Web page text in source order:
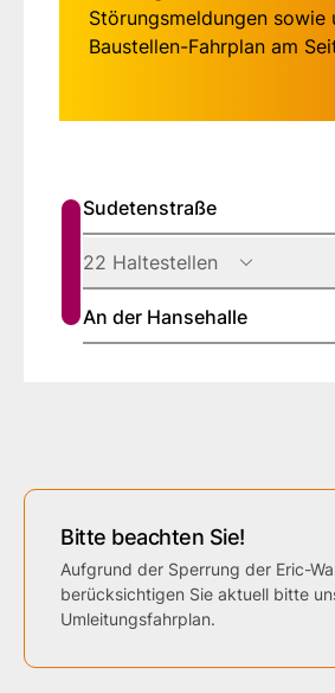
Störungsmeldungen sowie
Baustellen-Fahrplan am
Sudetenstraße
22 Haltestellen
An der Hansehalle
Bitte beachten Sie!
Aufgrund der Sperrung der Eric-
berücksichtigen Sie aktuell bitte
Umleitungsfahrplan.